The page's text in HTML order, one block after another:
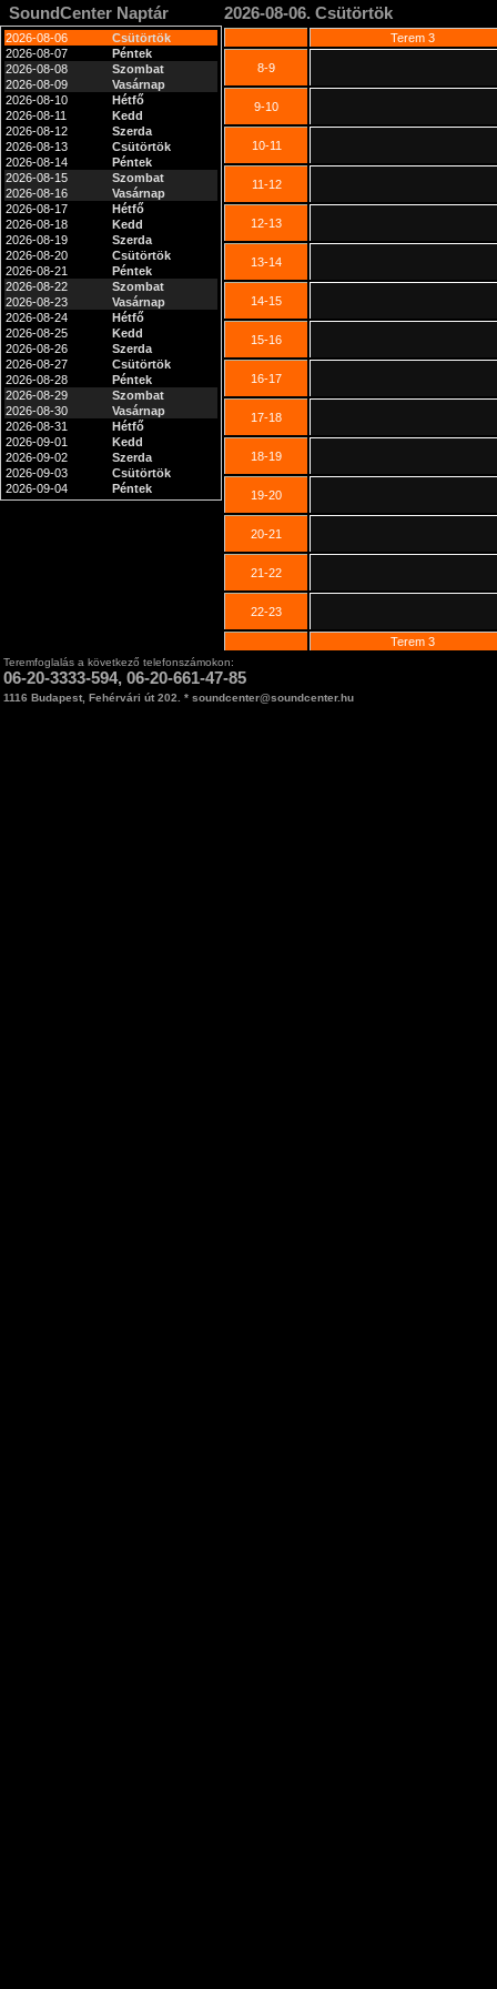
SoundCenter Naptár 2026-08-06. Csütörtök
2026-08-06
Csütörtök
2026-08-07
Péntek
2026-08-08
Szombat
2026-08-09
Vasárnap
2026-08-10
Hétfő
2026-08-11
Kedd
2026-08-12
Szerda
2026-08-13
Csütörtök
2026-08-14
Péntek
2026-08-15
Szombat
2026-08-16
Vasárnap
2026-08-17
Hétfő
2026-08-18
Kedd
2026-08-19
Szerda
2026-08-20
Csütörtök
2026-08-21
Péntek
2026-08-22
Szombat
2026-08-23
Vasárnap
2026-08-24
Hétfő
2026-08-25
Kedd
2026-08-26
Szerda
2026-08-27
Csütörtök
2026-08-28
Péntek
2026-08-29
Szombat
2026-08-30
Vasárnap
2026-08-31
Hétfő
2026-09-01
Kedd
2026-09-02
Szerda
2026-09-03
Csütörtök
2026-09-04
Péntek
Terem 3
8-9
9-10
10-11
11-12
12-13
13-14
14-15
15-16
16-17
17-18
18-19
19-20
20-21
21-22
22-23
Terem 3
Teremfoglalás a következő telefonszámokon:
06-20-3333-594, 06-20-661-47-85
1116 Budapest, Fehérvári út 202. * soundcenter@soundcenter.hu